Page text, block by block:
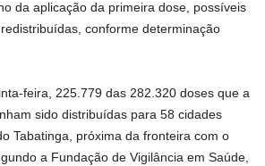
da aplicação da primeira dose, possíveis
conforme determinação
feira, 225.779 das 282.320 doses que a
sido distribuídas para 58 cidades
Tabatinga, próxima da fronteira com o
a Fundação de Vigilância em Saúde,